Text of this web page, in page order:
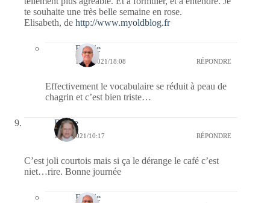
te souhaite une très belle semaine en rose.
Elisabeth, de http://www.myoldblog.fr
Bernie
10/05/2021/18:08 RÉPONDRE
Effectivement le vocabulaire se réduit à peau de
chagrin et c’est bien triste…
Renée
10/05/2021/10:17 RÉPONDRE
C’est joli courtois mais si ça le dérange le café c’est
niet…rire. Bonne journée
Bernie